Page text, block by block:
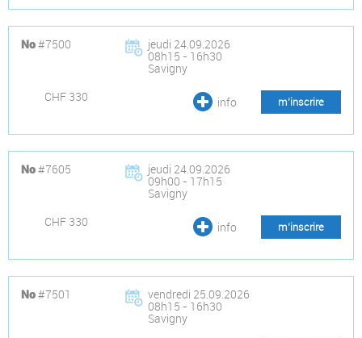
No#7500 jeudi 24.09.2026
08h15 - 16h30
Savigny
CHF 330
info m’inscrire
No#7605 jeudi 24.09.2026
09h00 - 17h15
Savigny
CHF 330
info m’inscrire
No#7501 vendredi 25.09.2026
08h15 - 16h30
Savigny